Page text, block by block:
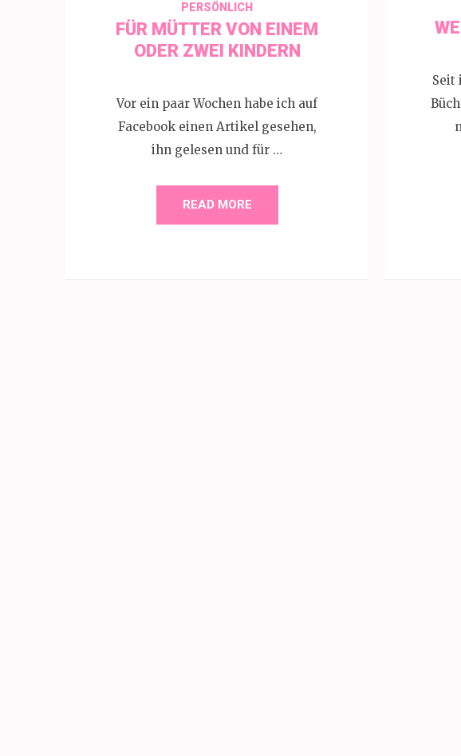
Seit
PERSÖNLICH
FÜR MÜTTER VON EINEM
ODER ZWEI KINDERN
Vor ein paar Wochen habe ich auf
Facebook einen Artikel gesehen,
ihn gelesen und für …
READ MORE